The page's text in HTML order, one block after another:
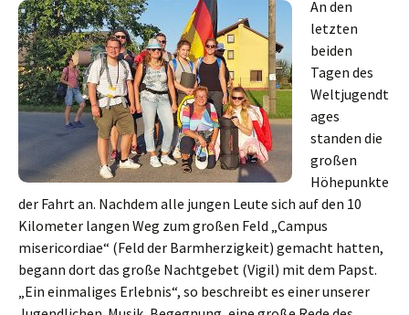
An den
letzten
beiden
Tagen des
Weltjugendt
ages
standen die
großen
Höhepunkte
der Fahrt an. Nachdem alle jungen Leute sich auf den 10
Kilometer langen Weg zum großen Feld „Campus
misericordiae“ (Feld der Barmherzigkeit) gemacht hatten,
begann dort das große Nachtgebet (Vigil) mit dem Papst.
„Ein einmaliges Erlebnis“, so beschreibt es einer unserer